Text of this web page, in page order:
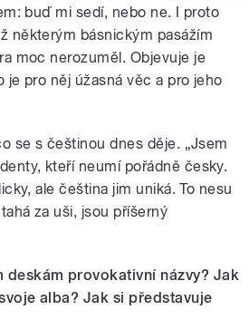
buď mi sedí, nebo ne. I proto
některým básnickým pasážím
moc nerozuměl. Objevuje je
je pro něj úžasná věc a pro jeho
se s češtinou dnes děje. „Jsem
kteří neumí pořádně česky.
ale čeština jim uniká. To nesu
za uši, jsou příšerný
deskám provokativní názvy? Jak
alba? Jak si představuje